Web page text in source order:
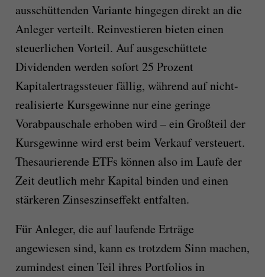
ausschüttenden Variante hingegen direkt an die
Anleger verteilt. Reinvestieren bieten einen
steuerlichen Vorteil. Auf ausgeschüttete
Dividenden werden sofort 25 Prozent
Kapitalertragssteuer fällig, während auf nicht-
realisierte Kursgewinne nur eine geringe
Vorabpauschale erhoben wird – ein Großteil der
Kursgewinne wird erst beim Verkauf versteuert.
Thesaurierende ETFs können also im Laufe der
Zeit deutlich mehr Kapital binden und einen
stärkeren Zinseszinseffekt entfalten.
Für Anleger, die auf laufende Erträge
angewiesen sind, kann es trotzdem Sinn machen,
zumindest einen Teil ihres Portfolios in